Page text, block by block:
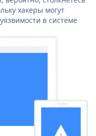
хакеры могут
в системе